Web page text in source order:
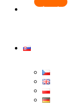
Začať zadarmo